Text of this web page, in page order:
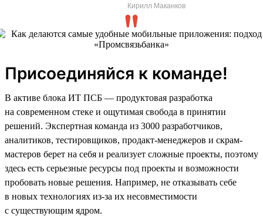
Кирилл Маканков
Присоединяйся к команде!
В активе блока ИТ ПСБ — продуктовая разработка
на современном стеке и ощутимая свобода в принятии
решений. Экспертная команда из 3000 разработчиков,
аналитиков, тестировщиков, продакт-менеджеров и скрам-
мастеров берет на себя и реализует сложные проекты, поэтому
здесь есть серьезные ресурсы под проекты и возможности
пробовать новые решения. Например, не отказывать себе
в новых технологиях из-за их несовместимости
с существующим ядром.